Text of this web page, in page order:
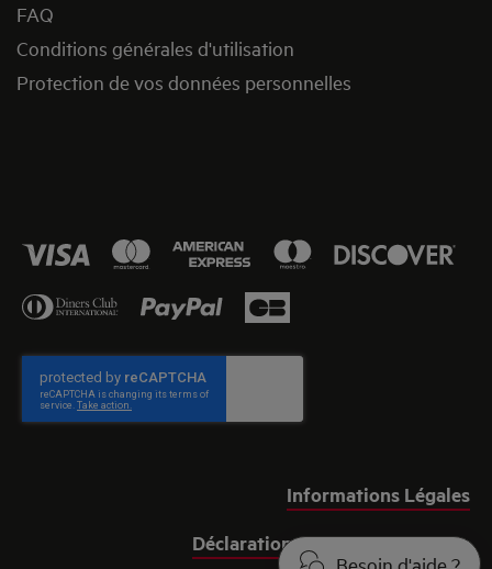
Besoin d'aide ?
FAQ
Conditions générales d'utilisation
Protection de vos données personnelles
Informations Légales
Déclaration relative aux cookies